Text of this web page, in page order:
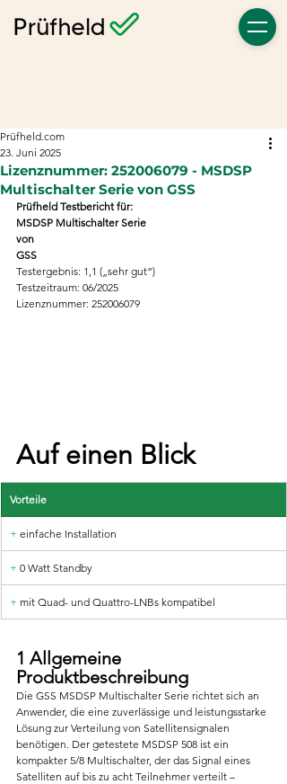
Lizenznummer: 252006079 - MSDSP
Multischalter Serie von GSS
Prüfheld.com
23. Juni 2025
Prüfheld Testbericht für:
MSDSP Multischalter Serie
von
GSS
Testergebnis: 1,1 („sehr gut“)
Testzeitraum: 06/2025
Lizenznummer: 252006079
Auf einen Blick
Vorteile
+ einfache Installation
+ 0 Watt Standby
+ mit Quad- und Quattro-LNBs kompatibel
1 Allgemeine
Produktbeschreibung
Die GSS MSDSP Multischalter Serie richtet sich an
Anwender, die eine zuverlässige und leistungsstarke
Lösung zur Verteilung von Satellitensignalen
benötigen. Der getestete MSDSP 508 ist ein
kompakter 5/8 Multischalter, der das Signal eines
Satelliten auf bis zu acht Teilnehmer verteilt –